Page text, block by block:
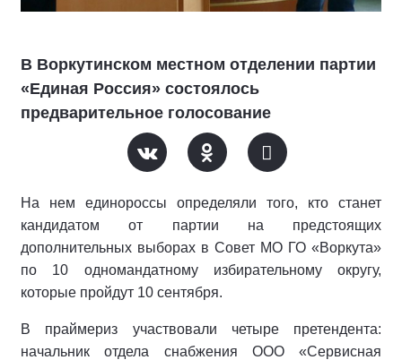
В Воркутинском местном отделении партии
«Единая Россия» состоялось
предварительное голосование
На нем единороссы определяли того, кто станет
кандидатом от партии на предстоящих
дополнительных выборах в Совет МО ГО «Воркута»
по 10 одномандатному избирательному округу,
которые пройдут 10 сентября.
В праймериз участвовали четыре претендента:
начальник отдела снабжения ООО «Сервисная